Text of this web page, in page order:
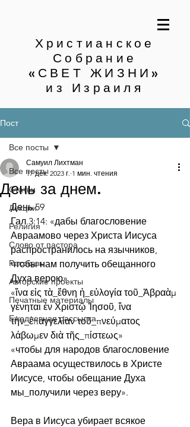
Христианское
Собрание
«СВЕТ ЖИЗНИ»
из Израиля
Пост
Все посты
Статьи
Лекции
Религия
Слово от пастора
Рассказы
Авторские проекты
Печатные материалы
Ежедневная рассылка
Все посты
День за днем.
Самуил Лихтман
17 дек. 2023 г. 1 мин. чтения
День 59
Гал.3:14: «дабы благословение
Авраамово через Христа Иисуса
распространилось на язычников,
чтобы нам получить обещанного
Духа верою»
«ἵνα εἰς τὰ_ἔθνη ἡ_εὐλογία τοῦ_Ἀβραὰμ
γένηται ἐν Χριστῷ Ἰησοῦ, ἵνα
τὴν_ἐπαγγελίαν τοῦ_πνεύματος
λάβωμεν διὰ τῆς_πίστεως»
«чтобы для народов благословение
Авраама осуществилось в Христе
Иисусе, чтобы обещание Духа
мы_получили через веру».
Вера в Иисуса убирает всякое